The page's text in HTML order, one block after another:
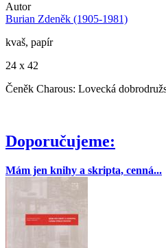
Autor
Burian Zdeněk (1905-1981)
kvaš, papír
24 x 42
Čeněk Charous: Lovecká
Doporučujeme:
Mám jen knihy a skripta, cenná...